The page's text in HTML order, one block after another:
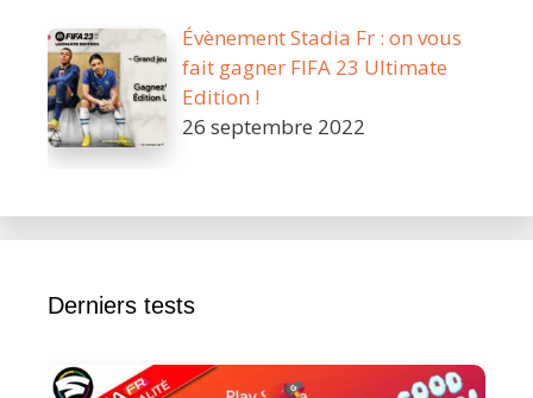
Évènement Stadia Fr : on vous
fait gagner FIFA 23 Ultimate
Edition !
26 septembre 2022
Derniers tests